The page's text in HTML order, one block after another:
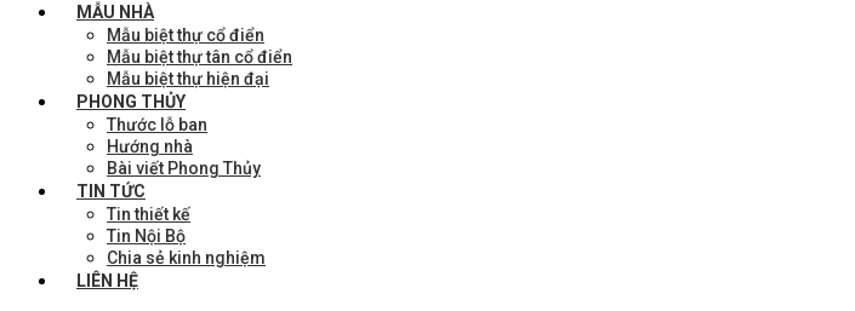
MẪU NHÀ
Mẫu biệt thự cổ điển
Mẫu biệt thự tân cổ điển
Mẫu biệt thự hiện đại
PHONG THỦY
Thước lỗ ban
Hướng nhà
Bài viết Phong Thủy
TIN TỨC
Tin thiết kế
Tin Nội Bộ
Chia sẻ kinh nghiệm
LIÊN HỆ